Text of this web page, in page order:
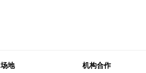
场地
机构合作